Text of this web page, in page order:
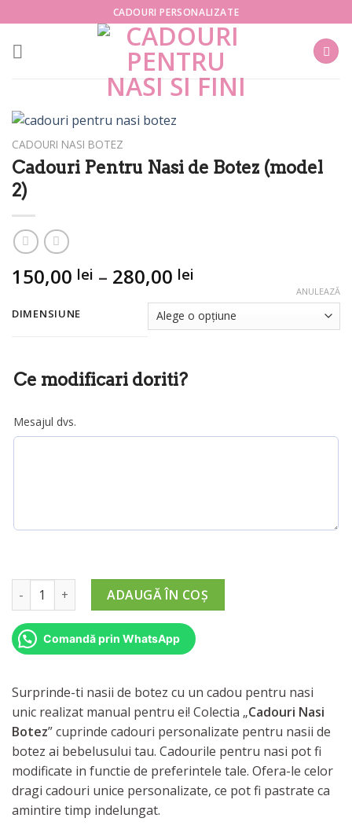
to
content
CADOURI PERSONALIZATE
CADOURI NASI BOTEZ
Cadouri Pentru Nasi de Botez (model
2)
150,00 lei – 280,00 lei
prețuri:
150,00 lei
DIMENSIUNE
ANULEAZĂ
Ce modificari doriti?
Mesajul dvs.
Cantitate Cadouri Pentru Nasi de Botez (model 2)
ADAUGĂ ÎN COȘ
Comandă prin WhatsApp
Surprinde-ti nasii de botez cu un cadou pentru nasi
unic realizat manual pentru ei! Colectia „Cadouri Nasi
Botez” cuprinde cadouri personalizate pentru nasii de
botez ai bebelusului tau. Cadourile pentru nasi pot fi
modificate in functie de preferintele tale. Ofera-le celor
dragi cadouri unice personalizate, ce pot fi pastrate ca
amintire timp indelungat.